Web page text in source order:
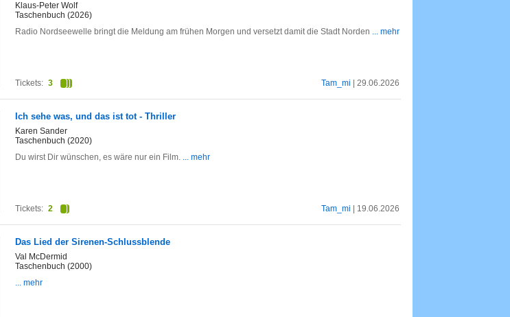
Klaus-Peter Wolf
Taschenbuch (2026)
Radio Nordseewelle bringt die Meldung am frühen Morgen und versetzt damit die Stadt Norden ... mehr
Tam_mi | 29.06.2026
Tickets: 3
Ich sehe was, und das ist tot - Thriller
Karen Sander
Taschenbuch (2020)
Du wirst Dir wünschen, es wäre nur ein Film. ... mehr
Tam_mi | 19.06.2026
Tickets: 2
Das Lied der Sirenen-Schlussblende
Val McDermid
Taschenbuch (2000)
... mehr